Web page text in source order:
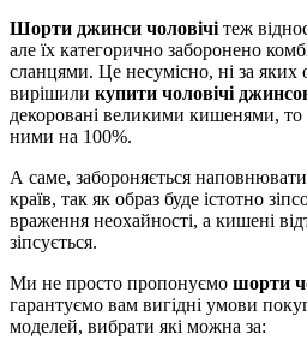
Шорти джинси чоловічітеж
але їх категорично заборонено
сланцями. Це несумісно, ​​ні за
вирішили купити чоловічі
декоровані великими кишенями, то
ними на 100%.
А саме, забороняється
країв, так як образ буде істотно
враження неохайності, а кишені
зіпсується.
Ми не просто пропонуємо шорти
гарантуємо вам вигідні умови
моделей, вибрати які можна за: